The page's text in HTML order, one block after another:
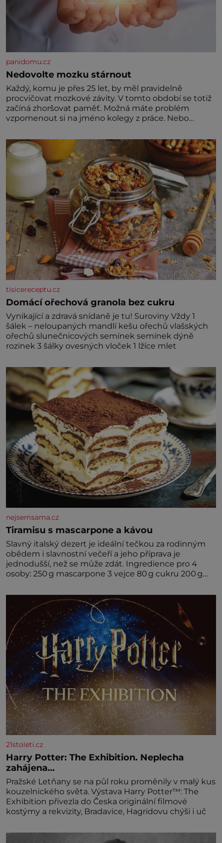
panidomu.cz
Nedovolte mozku stárnout
Každý, komu je přes 25 let, by měl pravidelně
procvičovat mozkové závity. V tomto období se totiž
začíná zhoršovat paměť. Možná máte problém
vzpomenout si na jméno kolegy z práce. Nebo
nedávno přečetli. Je to opravdu tak, s věkem jako
kdyby se paměť rozhodla stávkovat. Cvičte
tisicereceptu.cz
Domácí ořechová granola bez cukru
Vynikající a zdravá snídaně je tu! Suroviny Vždy 1
šálek – neloupaných mandlí kešu ořechů vlašských
ořechů slunečnicových semínek semínek dýně
rozinek 3 šálky ovesných vloček 1 lžíce mlet
nejsemsama.cz
Tiramisu s mascarpone a kávou
Slavný italský dezert je ideální tečkou za rodinným
obědem i slavnostní večeří a jeho příprava je
jednodušší, než se může zdát. Ingredience pro 4
osoby: 250 g mascarpone 3 vejce 80 g cukru 200 g
amaretta kakao na posypání Postup: Oddělte
žloutky od bílků. Žloutky vyšlehejte s cukrem do
světlé pěny a postupně do nich vmíchejte
mascarpone, aby vznikl hladký
21stoleti.cz
Harry Potter: The Exhibition. Neplecha
zahájena…
Pražské Letňany se na půl roku proměnily v malý kus
kouzelnického světa. Výstava Harry Potter™: The
Exhibition přivezla do Česka originální filmové
kostýmy a rekvizity, Bradavice, Hagridovu chýši i uč